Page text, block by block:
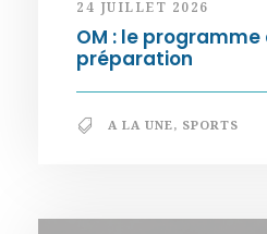
24 JUILLET 2026
OM : le
préparation
A LA UNE, SPORTS